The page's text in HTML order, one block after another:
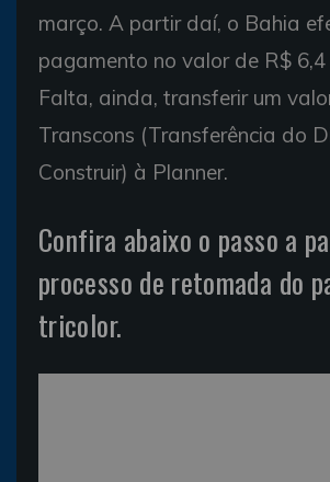
março. A partir daí, o Bahia
pagamento no valor de R$ 6,4
Falta, ainda, transferir um
Transcons (Transferência do
Construir) à Planner.
Confira abaixo o passo a
processo de retomada do
tricolor.